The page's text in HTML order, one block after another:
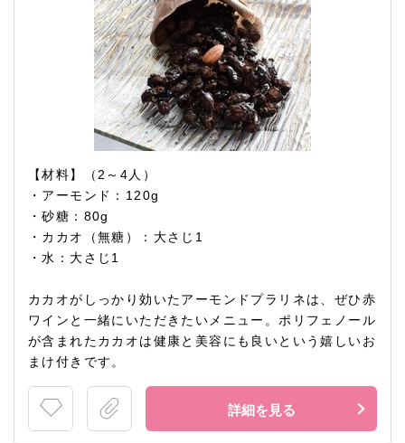
【材料】（2～4人）
・アーモンド：120g
・砂糖：80g
・カカオ（無糖）：大さじ1
・水：大さじ1
カカオがしっかり効いたアーモンドプラリネは、ぜひ赤
ワインと一緒にいただきたいメニュー。ポリフェノール
が含まれたカカオは健康と美容にも良いという嬉しいお
まけ付きです。
詳細を見る